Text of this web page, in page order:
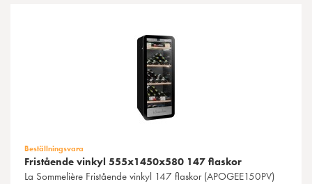
Beställningsvara
Fristående vinkyl 555x1450x580 147 flaskor
La Sommelière Fristående vinkyl 147 flaskor (APOGEE150PV)